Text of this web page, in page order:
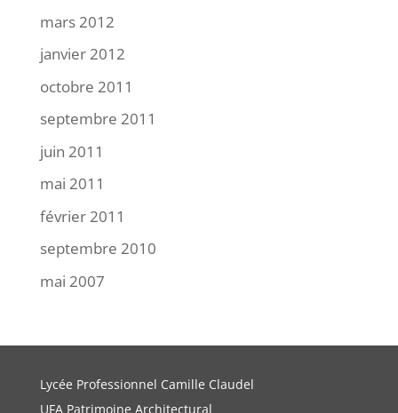
mars 2012
janvier 2012
octobre 2011
septembre 2011
juin 2011
mai 2011
février 2011
septembre 2010
mai 2007
Lycée Professionnel Camille Claudel
UFA Patrimoine Architectural